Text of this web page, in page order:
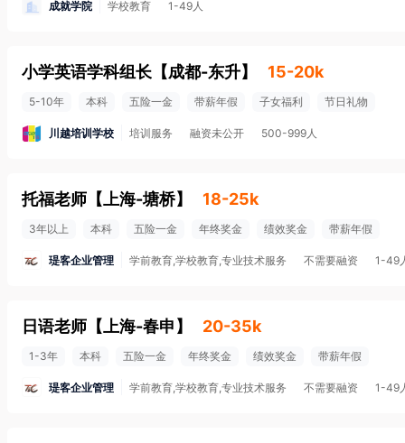
成就学院 学校教育 1-49人
小学英语学科组长 【成都-东升】 15-20k
5-10年 本科 五险一金 带薪年假 子女福利 节日礼物
川越培训学校 培训服务 融资未公开 500-999人
托福老师 【 上海-塘桥】 18-25k
3年以上 本科 五险一金 年终奖金 绩效奖金 带薪年假
瑅客企业管理 学前教育,学校教育,专业技术服务 不需要融资 1-49
日语老师 【 上海-春申 】 20-35k
1-3年 本科 五险一金 年终奖金 绩效奖金 带薪年假
瑅客企业管理 学前教育,学校教育,专业技术服务 不需要融资 1-49